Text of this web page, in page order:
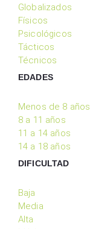
Globalizados
Físicos
Psicológicos
Tácticos
Técnicos
EDADES
Menos de 8 años
8 a 11 años
11 a 14 años
14 a 18 años
DIFICULTAD
Baja
Media
Alta